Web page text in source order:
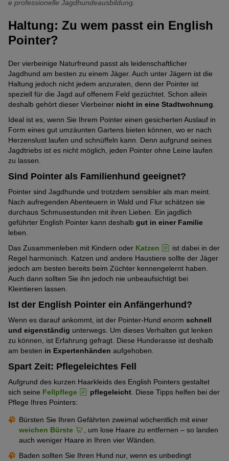
e professionelle Jagdhundeausbildung.
Haltung: Zu wem passt ein English
Pointer?
Der vierbeinige Naturfreund passt als leidenschaftlicher
Jagdhund am besten zu einem Jäger. Auch unter Jägern ist die
Haltung jedoch nicht jedem anzuraten, denn der Pointer ist
speziell für die Jagd auf offenem Feld gezüchtet. Schon allein
deshalb gehört dieser Vierbeiner nicht in eine Stadtwohnung.
Ideal ist es, wenn Sie Ihrem Pointer einen gesicherten Auslauf in
Form eines gut umzäunten Gartens bieten können, wo er nach
Herzenslust laufen und schnüffeln kann. Denn aufgrund seines
Jagdtriebs ist es nicht möglich, jeden Pointer ohne Leine laufen
zu lassen.
Sind Pointer als Familienhund geeignet?
Pointer sind Jagdhunde und trotzdem sensibler als man meint.
Nach aufregenden Abenteuern in Wald und Flur schätzen sie
durchaus Schmusestunden mit ihren Lieben. Ein jagdlich
geführter English Pointer kann deshalb gut in einer Familie
leben.
Das Zusammenleben mit Kindern oder Katzen
ist dabei in der
Regel harmonisch. Katzen und andere Haustiere sollte der Jäger
jedoch am besten bereits beim Züchter kennengelernt haben.
Auch dann sollten Sie ihn jedoch nie unbeaufsichtigt bei
Kleintieren lassen.
Ist der English Pointer ein Anfängerhund?
Wenn es darauf ankommt, ist der Pointer-Hund enorm schnell
und eigenständig unterwegs. Um dieses Verhalten gut lenken
zu können, ist Erfahrung gefragt. Diese Hunderasse ist deshalb
am besten in Expertenhänden aufgehoben.
Spart Zeit: Pflegeleichtes Fell
Aufgrund des kurzen Haarkleids des English Pointers gestaltet
sich seine Fellpflege pflegeleicht. Diese Tipps helfen bei der
Pflege Ihres Pointers:
Bürsten Sie Ihren Gefährten zweimal wöchentlich mit einer
weichen Bürste
, um lose Haare zu entfernen – so landen
auch weniger Haare in Ihren vier Wänden.
Baden sollten Sie Ihren Hund nur, wenn es unbedingt